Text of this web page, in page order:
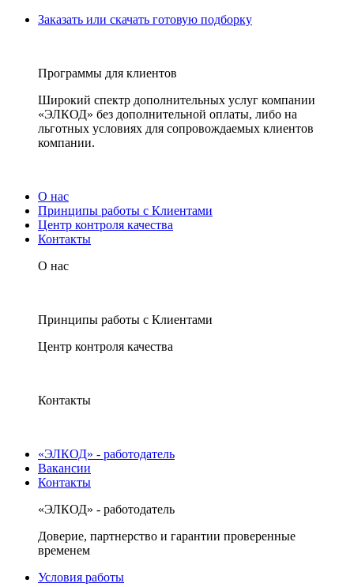
Заказать или скачать готовую подборку
Программы для клиентов
Широкий спектр дополнительных услуг компании
«ЭЛКОД» без дополнительной оплаты, либо на
льготных условиях для сопровождаемых клиентов
компании.
О нас
Принципы работы с Клиентами
Центр контроля качества
Контакты
О нас
Принципы работы с Клиентами
Центр контроля качества
Контакты
«ЭЛКОД» - работодатель
Вакансии
Контакты
«ЭЛКОД» - работодатель
Доверие, партнерство и гарантии проверенные
временем
Условия работы